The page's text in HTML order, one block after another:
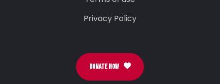
Privacy Policy
DONATE NOW